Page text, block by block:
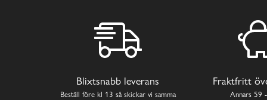
Blixtsnabb leverans
Beställ före kl 13 så skickar vi samma
Fraktfritt
Annars 59